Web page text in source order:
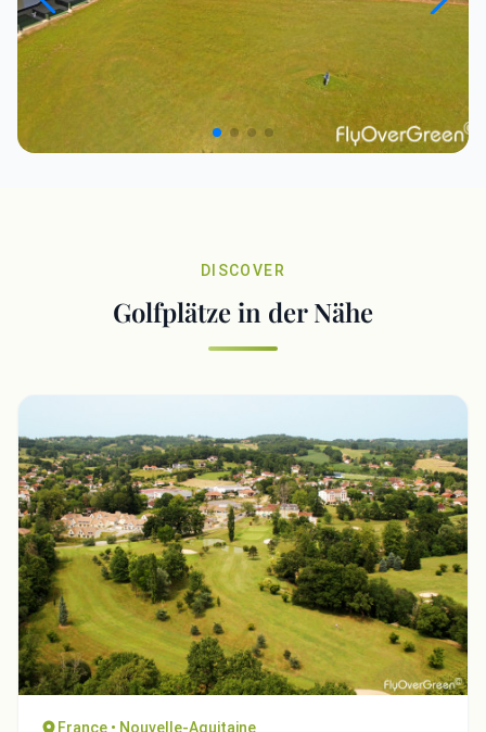
DISCOVER
Golfplätze in der Nähe
France • Nouvelle-Aquitaine